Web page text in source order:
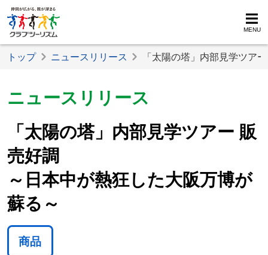
MENU
トップ ニュースリリース 「太陽の塔」内部見学ツア
ニュースリリース
「太陽の塔」内部見学ツアー 販
売好調
～日本中が熱狂した大阪万博が
蘇る～
商品